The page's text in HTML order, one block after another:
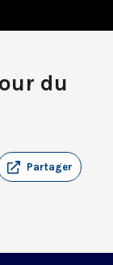
du
Partager